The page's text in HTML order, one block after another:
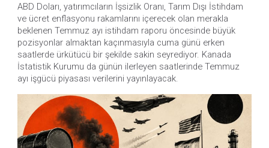
ABD Doları, yatırımcıların İşsizlik Oranı, Tarım Dışı İstihdam
ve ücret enflasyonu rakamlarını içerecek olan merakla
beklenen Temmuz ayı istihdam raporu öncesinde büyük
pozisyonlar almaktan kaçınmasıyla cuma günü erken
saatlerde ürkütücü bir şekilde sakin seyrediyor. Kanada
İstatistik Kurumu da günün ilerleyen saatlerinde Temmuz
ayı işgücü piyasası verilerini yayınlayacak.